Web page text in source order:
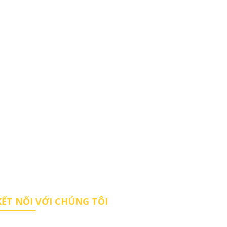
NỐI VỚI CHÚNG TÔI